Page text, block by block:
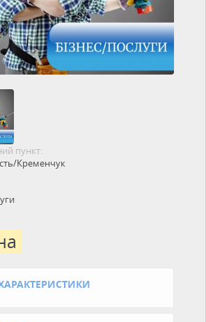
пункт:
Кременчук